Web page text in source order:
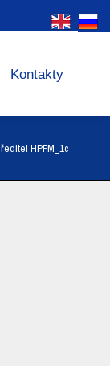
Kontakty
HPFM_1c